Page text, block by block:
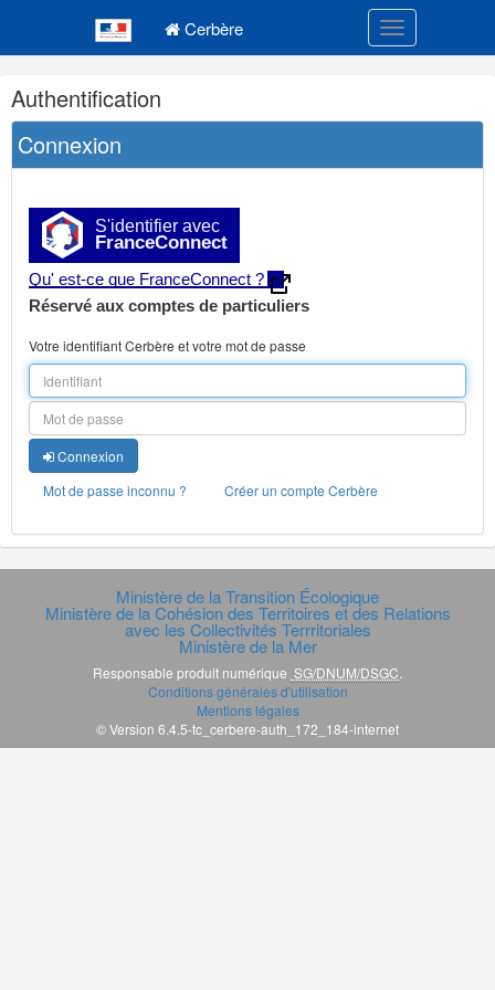
Cerbère Toggle
Navigation
et
outils
annexes
Authentification
Connexion
S'identifier avec
FranceConnect
Qu' est-ce que FranceConnect ?
Réservé aux comptes de particuliers
Votre identifiant Cerbère et votre mot de passe
Connexion
Mot de passe inconnu ?
Créer un compte Cerbère
Ministère de la Transition Écologique
Ministère de la Cohésion des Territoires et des Relations
avec les Collectivités Terrritoriales
Ministère de la Mer
Responsable produit numérique SG/DNUM/DSGC.
Conditions générales d'utilisation
Mentions légales
© Version 6.4.5-tc_cerbere-auth_172_184-internet